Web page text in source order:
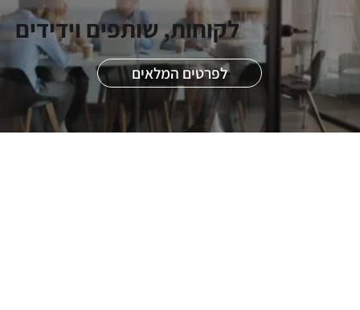
לקוחות, שותפים וידידים
לפרטים המלאים